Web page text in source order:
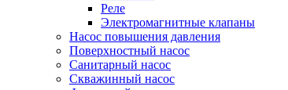
Реле
Электромагнитные клапаны
Насос повышения давления
Поверхностный насос
Санитарный насос
Скважинный насос